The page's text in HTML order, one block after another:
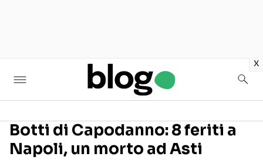
x
Seguici sui social
Botti di Capodanno: 8 feriti a
Napoli, un morto ad Asti